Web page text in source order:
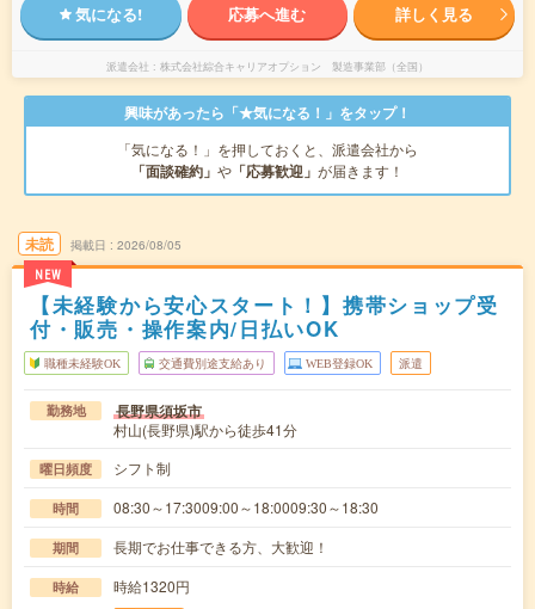
気になる! 応募へ進む 詳しく見る
派遣会社 株式会社綜合キャリアオプション 製造事業部（全国）
興味があったら「★気になる！」をタップ！
「気になる！」を押しておくと、派遣会社から
「面談確約」 や 「応募歓迎」 が届きます！
未読
NEW
掲載日 2026/08/05
【未経験から安心スタート！】携帯ショップ受
付・販売・操作案内/日払いOK
職種未経験OK 交通費別途支給あり WEB登録OK 派遣
勤務地 長野県須坂市
村山(長野県)駅から徒歩41分
曜日頻度 シフト制
時間 08:30～17:3009:00～18:0009:30～18:30
期間 長期でお仕事できる方、大歓迎！
時給 時給1320円